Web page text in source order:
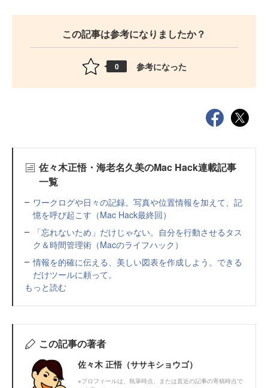
この記事は参考になりましたか？
0 参考になった
佐々木正悟・海老名久美のMac Hack連載記事
一覧
ワークログや日々の記録。写真や位置情報を加えて、記
憶を呼び起こす（Mac Hack最終回）
「忘れないため」だけじゃない。自分を行動させるタス
ク＆時間管理術（Macのライフハック）
情報を的確に伝える、美しい図表を作成しよう。できる
だけツールに頼って。
もっと読む
この記事の著者
佐々木 正悟（ササキショウゴ）
※プロフィールは、執筆時点、または直近の記事の寄稿時点で